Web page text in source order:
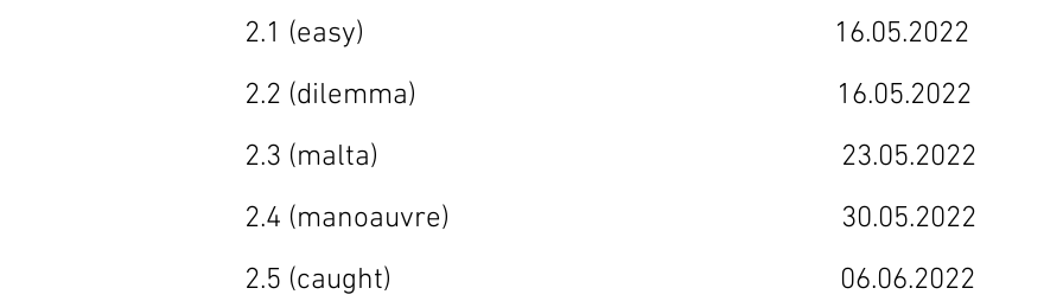
2.1 (easy) 16.05.2022
2.2 (dilemma) 16.05.2022
2.3 (malta) 23.05.2022
2.4 (manoauvre) 30.05.2022
2.5 (caught) 06.06.2022